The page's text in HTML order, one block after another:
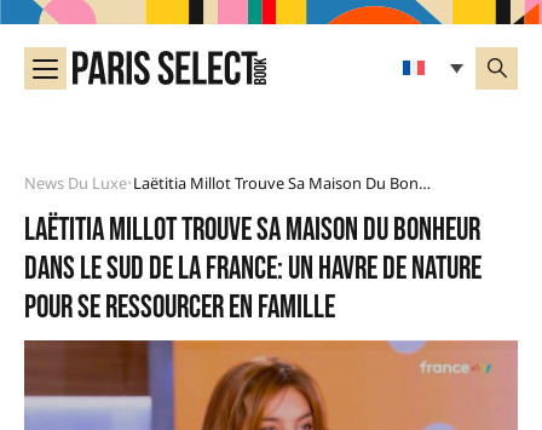
News Du Luxe• Laëtitia Millot Trouve Sa Maison Du Bonheur Dans Le Sud De La France: Un Havre De Nature Pour Se Ressourcer En Famille
Laëtitia Millot trouve sa maison du bonheur
dans le sud de la France: un havre de nature
pour se ressourcer en famille